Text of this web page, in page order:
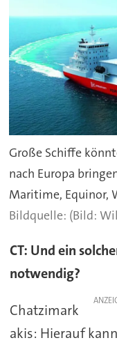
Große Schiffe
nach Europa
Maritime, Equinor,
(Bild:
CT: Und ein
notwendig?
Chatzimark
akis: Hierauf